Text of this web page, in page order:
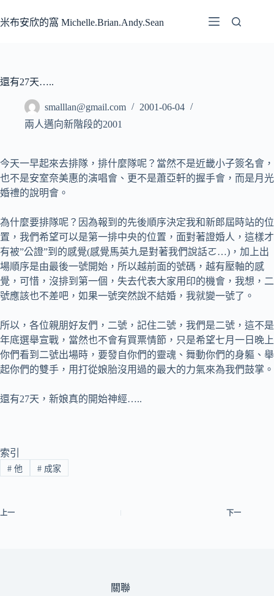
至
容
米布安欣的窩 Michelle.Brian.Andy.Sean
還有27天…..
smalllan@gmail.com
2001-06-04
兩人邁向新階段的2001
今天一早起來去排隊，排什麼隊呢？當然不是近畿小子簽名會，
也不是安室奈美惠的演唱會、更不是蕭亞軒的握手會，而是月光
婚禮的說明會。
為什麼要排隊呢？因為報到的先後順序決定我和新郎屆時站的位
置，我們希望可以是第一排中央的位置，面對著證婚人，這樣才
有被”公證”到的感覺(感覺馬英九是對著我們說話ㄛ…)，加上出
場順序是由最後一號開始，所以越前面的號碼，越有壓軸的感
覺，可惜，沒排到第一個，失去代表大家用印的機會，我想，二
號應該也不差吧，如果一號突然說不結婚，我就變一號了。
所以，各位親朋好友們，二號，記住二號，我們是二號，這不是
年底選舉宣戰，當然也不會有買票情節，只是希望七月一日晚上
你們看到二號出場時，要發自你們的靈魂、舞動你們的身軀、舉
起你們的雙手，用打從娘胎沒用過的最大的力氣來為我們鼓掌。
還有27天，新娘真的開始神經…..
索引
#他 #成家
上一 下一
關聯